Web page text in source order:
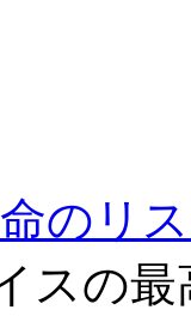
のリ
スの